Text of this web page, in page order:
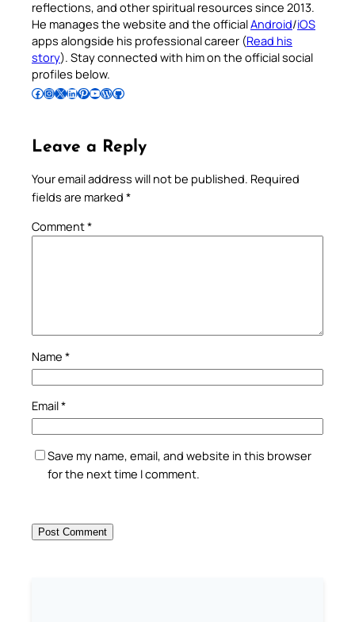
reflections, and other spiritual resources since 2013.
He manages the website and the officialAndroid/iOS
apps alongside his professional career (Read his
story). Stay connected with him on the official social
profiles below.
Follow Pradeep on Facebook Follow Pradeep on InstagramFollow Pradeep on X Follow Pradeep on LinkedIn Follow Pradeep on Pinterest Subscribe to Pradeep’s Youtube Channel Follow Pradeep on WordPress Follow Pradeep on GitHub
Leave a Reply
Your email address will not be published. Required
fields are marked *
Comment*
Name *
Email*
Save my name, email, and website in this browser
for the next time I comment.